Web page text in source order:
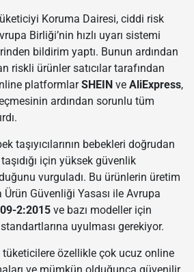
Koruma Dairesi, ciddi risk
Birliği’nin hızlı uyarı sistemi
bildirim yaptı. Bunun ardından
riskli ürünler satıcılar tarafından
platformlarSHEIN ve AliExpress,
ardından sorunlu tüm
taşıyıcılarının bebekleri doğrudan
için yüksek güvenlik
vurguladı. Bu ürünlerin üretim
Ürün Güvenliği Yasası ile Avrupa
2:2015 ve bazı modeller için
standartlarına uyulması gerekiyor.
tüketicilere özellikle çok ucuz online